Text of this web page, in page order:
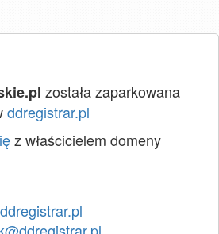
została zaparkowana
ddregistrar.pl
z właścicielem domeny
ddregistrar.pl